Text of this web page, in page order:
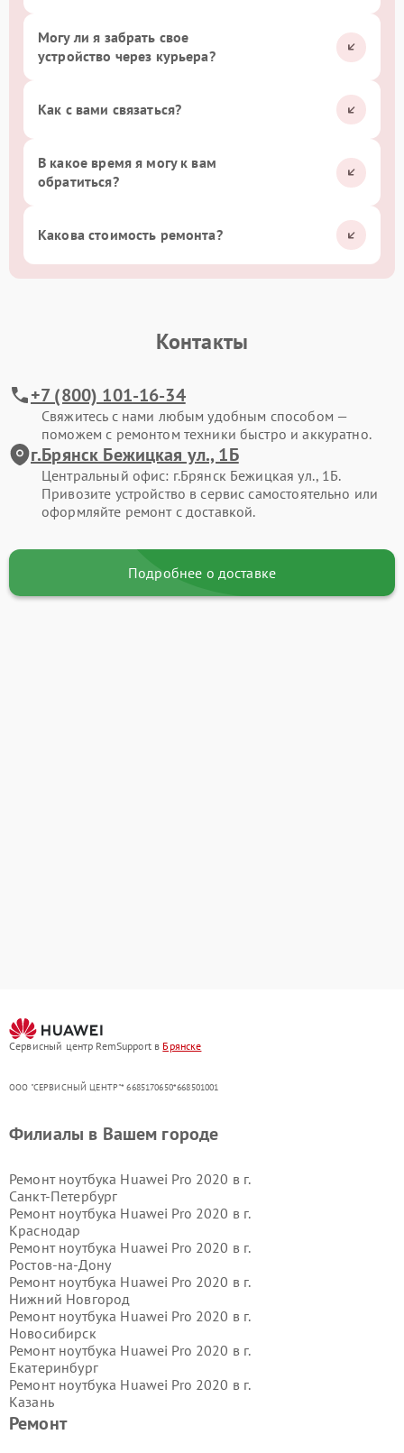
Могу ли я забрать свое
устройство через курьера?
Как с вами связаться?
В какое время я могу к вам
обратиться?
Какова стоимость ремонта?
Контакты
+7 (800) 101-16-34
Свяжитесь с нами любым удобным способом —
поможем с ремонтом техники быстро и аккуратно.
г.Брянск Бежицкая ул., 1Б
Центральный офис: г.Брянск Бежицкая ул., 1Б.
Привозите устройство в сервис самостоятельно или
оформляйте ремонт с доставкой.
Подробнее о доставке
Сервисный центр RemSupport в Брянске
ООО "СЕРВИСНЫЙ ЦЕНТР"* 6685170650*668501001
Ремонт
Филиалы в Вашем городе
Ремонт ноутбука Huawei Pro 2020 в г.
Санкт-Петербург
Ремонт ноутбука Huawei Pro 2020 в г.
Краснодар
Ремонт ноутбука Huawei Pro 2020 в г.
Ростов-на-Дону
Ремонт ноутбука Huawei Pro 2020 в г.
Нижний Новгород
Ремонт ноутбука Huawei Pro 2020 в г.
Новосибирск
Ремонт ноутбука Huawei Pro 2020 в г.
Екатеринбург
Ремонт ноутбука Huawei Pro 2020 в г.
Казань
Ремонт ноутбука Huawei Pro 2020 в г.
Воронеж